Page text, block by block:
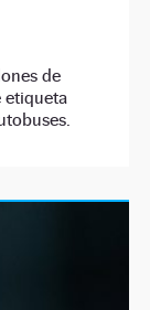
de
etiqueta